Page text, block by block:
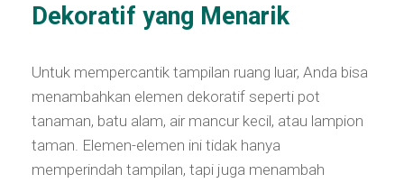
Dekoratif yang Menarik
Untuk mempercantik tampilan ruang luar, Anda bisa
menambahkan elemen dekoratif seperti pot
tanaman, batu alam, air mancur kecil, atau lampion
taman. Elemen-elemen ini tidak hanya
memperindah tampilan, tapi juga menambah